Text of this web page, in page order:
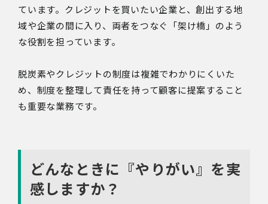
ています。クレジットを買いたい企業と、創出する地
域や企業の間に入り、両者をつなぐ「架け橋」のよう
な役割を担っています。
脱炭素やクレジットの制度は複雑でわかりにくいた
め、制度を整理して責任を持って顧客に提案すること
も重要な業務です。
どんなときに『やりがい』を実
感しますか？